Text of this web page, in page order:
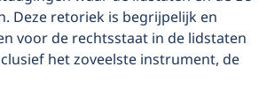
Deze retoriek is begrijpelijk en
voor de rechtsstaat in de lidstaten
het zoveelste instrument, de